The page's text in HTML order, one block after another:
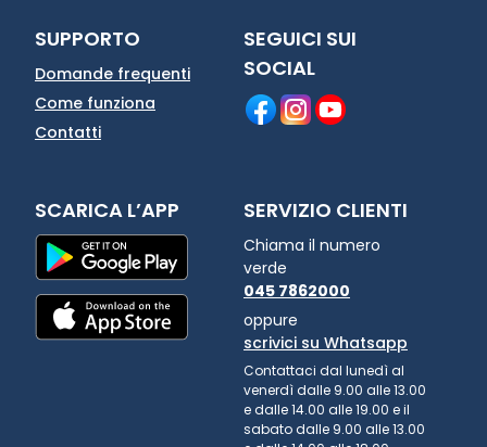
SUPPORTO
Domande frequenti
Come funziona
Contatti
SEGUICI SUI
SOCIAL
SCARICA L’APP SERVIZIO CLIENTI
Chiama il numero
verde
045 7862000
oppure
scrivici su Whatsapp
Contattaci dal lunedì al
venerdì dalle 9.00 alle 13.00
e dalle 14.00 alle 19.00 e il
sabato dalle 9.00 alle 13.00